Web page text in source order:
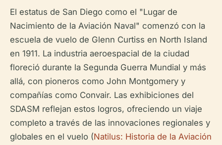
El estatus de San Diego como el "Lugar de
Nacimiento de la Aviación Naval" comenzó con la
escuela de vuelo de Glenn Curtiss en North Island
en 1911. La industria aeroespacial de la ciudad
floreció durante la Segunda Guerra Mundial y más
allá, con pioneros como John Montgomery y
compañías como Convair. Las exhibiciones del
SDASM reflejan estos logros, ofreciendo un viaje
completo a través de las innovaciones regionales y
globales en el vuelo (Natilus: Historia de la Aviación